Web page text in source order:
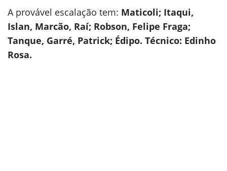
A provável escalação tem: Maticoli; Itaqui,
Islan, Marcão, Raí; Robson, Felipe Fraga;
Tanque, Garré, Patrick; Édipo. Técnico: Edinho
Rosa.